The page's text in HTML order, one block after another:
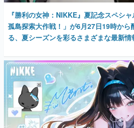
『勝利の女神：NIKKE』夏記念スペシ
孤島探索大作戦！」が6月27日19時から
る、夏シーズンを彩るさまざまな最新情